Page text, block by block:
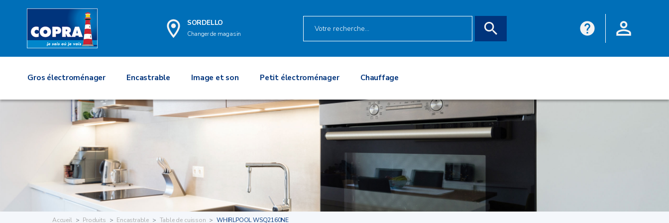
SORDELLO
Changer de magasin
Gros électroménager Encastrable Image et son Petit électroménager Chauffage
Accueil Produits Encastrable Table de cuisson WHIRLPOOL WSQ2160NE